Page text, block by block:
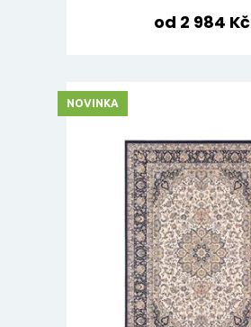
od 2 984 Kč
NOVINKA